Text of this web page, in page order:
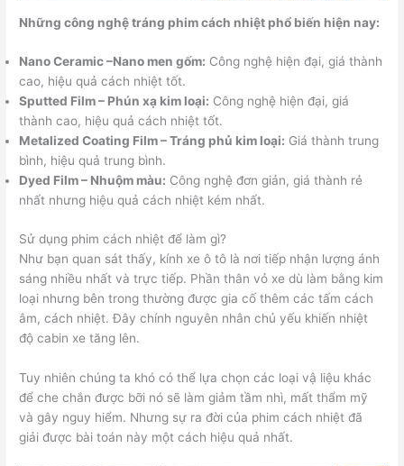
Những công nghệ tráng phim cách nhiệt phổ biến hiện nay:
Nano Ceramic –Nano men gốm: Công nghệ hiện đại, giá thành
cao, hiệu quả cách nhiệt tốt.
Sputted Film – Phún xạ kim loại: Công nghệ hiện đại, giá
thành cao, hiệu quả cách nhiệt tốt.
Metalized Coating Film – Tráng phủ kim loại: Giá thành trung
bình, hiệu quả trung bình.
Dyed Film – Nhuộm màu: Công nghệ đơn giản, giá thành rẻ
nhất nhưng hiệu quả cách nhiệt kém nhất.
Sử dụng phim cách nhiệt để làm gì?
Như bạn quan sát thấy, kính xe ô tô là nơi tiếp nhận lượng ánh
sáng nhiều nhất và trực tiếp. Phần thân vỏ xe dù làm bằng kim
loại nhưng bên trong thường được gia cố thêm các tấm cách
âm, cách nhiệt. Đây chính nguyên nhân chủ yếu khiến nhiệt
độ cabin xe tăng lên.
Tuy nhiên chúng ta khó có thể lựa chọn các loại vậ liệu khác
để che chắn được bỡi nó sẽ làm giảm tầm nhì, mất thẩm mỹ
và gây nguy hiểm. Nhưng sự ra đời của phim cách nhiệt đã
giải được bài toán này một cách hiệu quả nhất.